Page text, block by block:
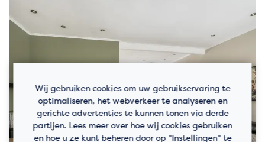
Wij gebruiken cookies om uw gebruikservaring te
optimaliseren, het webverkeer te analyseren en
gerichte advertenties te kunnen tonen via derde
partijen. Lees meer over hoe wij cookies gebruiken
en hoe u ze kunt beheren door op "Instellingen" te